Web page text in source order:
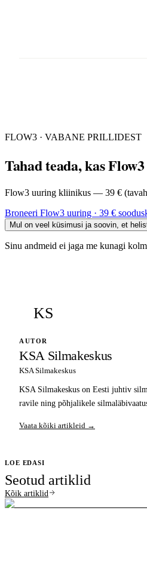
FLOW3 · VABANE PRILLIDEST
Tahad teada, kas
Flow3 uuring kliinikus — 39 €
Broneeri Flow3 uuring · 39 €
Mul on veel küsimusi ja soovin, et
Sinu andmeid ei jaga me kunagi
KS
AUTOR
KSA Silmakeskus
KSA Silmakeskus
KSA Silmakeskus on Eesti juhtiv
ravile ning põhjalikele
Vaata kõiki artikleid →
LOE EDASI
Seotud artiklid
Kõik artiklid